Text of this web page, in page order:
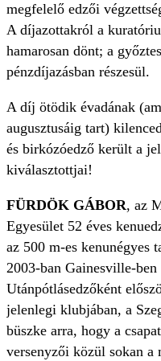
megfelelő edzői
A díjazottakról a
hamarosan dönt; a
pénzdíjazásban részesül.
A díj ötödik évadának
augusztusáig tart)
és birkózóedző került a
kiválasztottjai!
FÜRDÖK GÁBOR, az
Egyesület 52 éves
az 500 m-es kenunégyes
2003-ban Gainesville-
Utánpótlásedzőként
jelenlegi klubjában, a
büszke arra, hogy a
versenyzői közül sokan a